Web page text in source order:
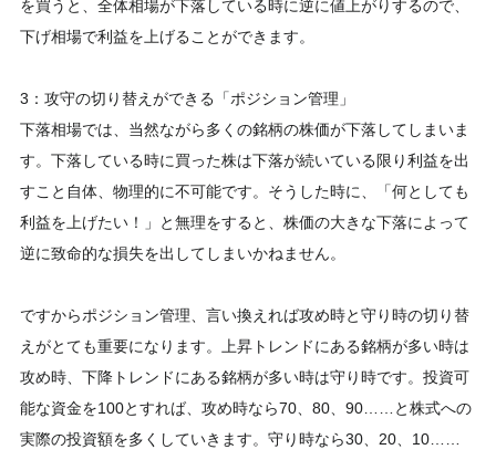
を買うと、全体相場が下落している時に逆に値上がりするので、
下げ相場で利益を上げることができます。
3：攻守の切り替えができる「ポジション管理」
下落相場では、当然ながら多くの銘柄の株価が下落してしまいま
す。下落している時に買った株は下落が続いている限り利益を出
すこと自体、物理的に不可能です。そうした時に、「何としても
利益を上げたい！」と無理をすると、株価の大きな下落によって
逆に致命的な損失を出してしまいかねません。
ですからポジション管理、言い換えれば攻め時と守り時の切り替
えがとても重要になります。上昇トレンドにある銘柄が多い時は
攻め時、下降トレンドにある銘柄が多い時は守り時です。投資可
能な資金を100とすれば、攻め時なら70、80、90……と株式への
実際の投資額を多くしていきます。守り時なら30、20、10……